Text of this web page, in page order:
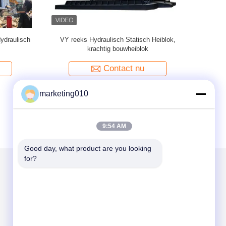
De duurzame hydraulische opstapelende
machine van VY800A in kust stedelijke bouw
Contact nu
marketing010
9:54 AM
Good day, what product are you looking
for?